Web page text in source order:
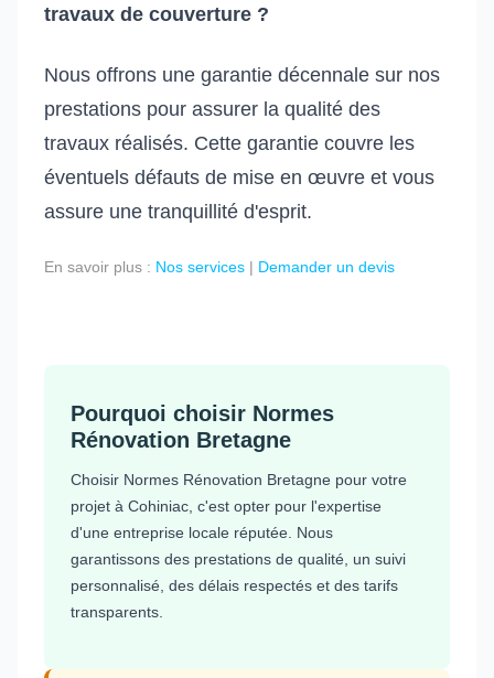
travaux de couverture ?
Nous offrons une garantie décennale sur nos
prestations pour assurer la qualité des
travaux réalisés. Cette garantie couvre les
éventuels défauts de mise en œuvre et vous
assure une tranquillité d'esprit.
En savoir plus : Nos services | Demander un devis
Pourquoi choisir Normes
Rénovation Bretagne
Choisir Normes Rénovation Bretagne pour votre
projet à Cohiniac, c'est opter pour l'expertise
d'une entreprise locale réputée. Nous
garantissons des prestations de qualité, un suivi
personnalisé, des délais respectés et des tarifs
transparents.